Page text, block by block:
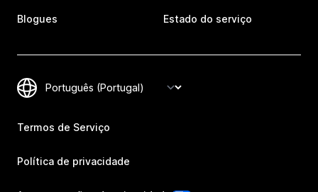
Blogues Estado do serviço
Termos de Serviço
Política de privacidade